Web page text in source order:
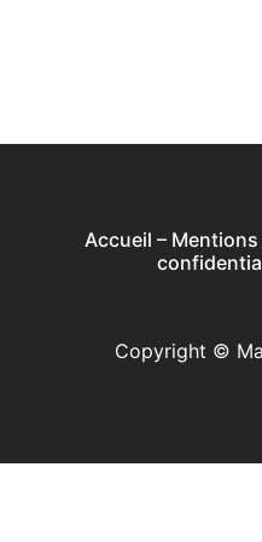
Accueil – Mentions
Copyright ©